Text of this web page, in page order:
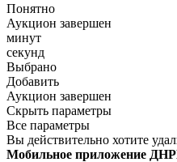
Понятно
Аукцион завершен
минут
секунд
Выбрано
Добавить
Аукцион завершен
Скрыть параметры
Все параметры
Вы действительно хотите
Мобильное приложение